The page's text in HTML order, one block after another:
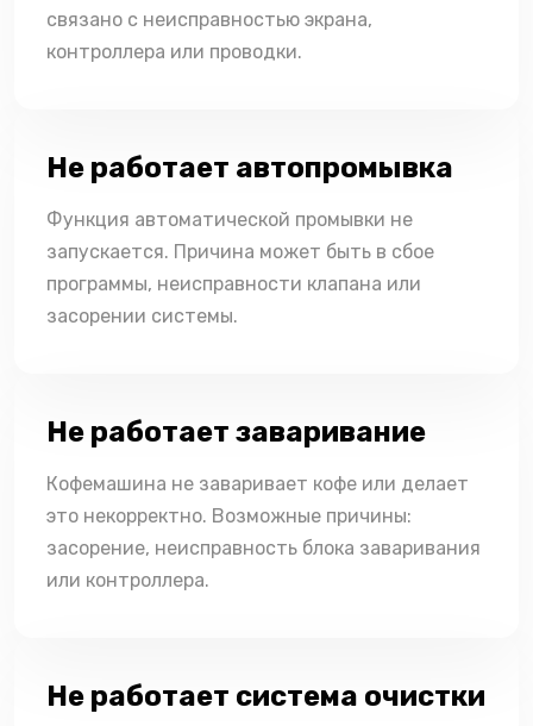
связано с неисправностью экрана,
контроллера или проводки.
Не работает автопромывка
Функция автоматической промывки не
запускается. Причина может быть в сбое
программы, неисправности клапана или
засорении системы.
Не работает заваривание
Кофемашина не заваривает кофе или делает
это некорректно. Возможные причины:
засорение, неисправность блока заваривания
или контроллера.
Не работает система очистки